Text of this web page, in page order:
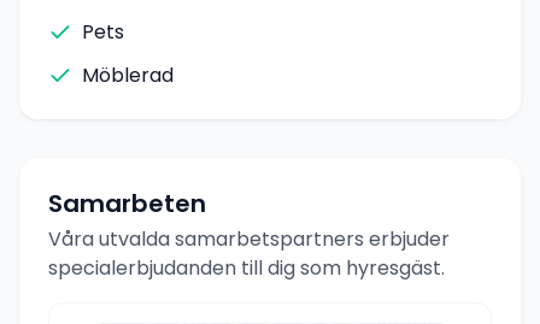
Pets
Möblerad
Samarbeten
Våra utvalda samarbetspartners erbjuder
specialerbjudanden till dig som hyresgäst.